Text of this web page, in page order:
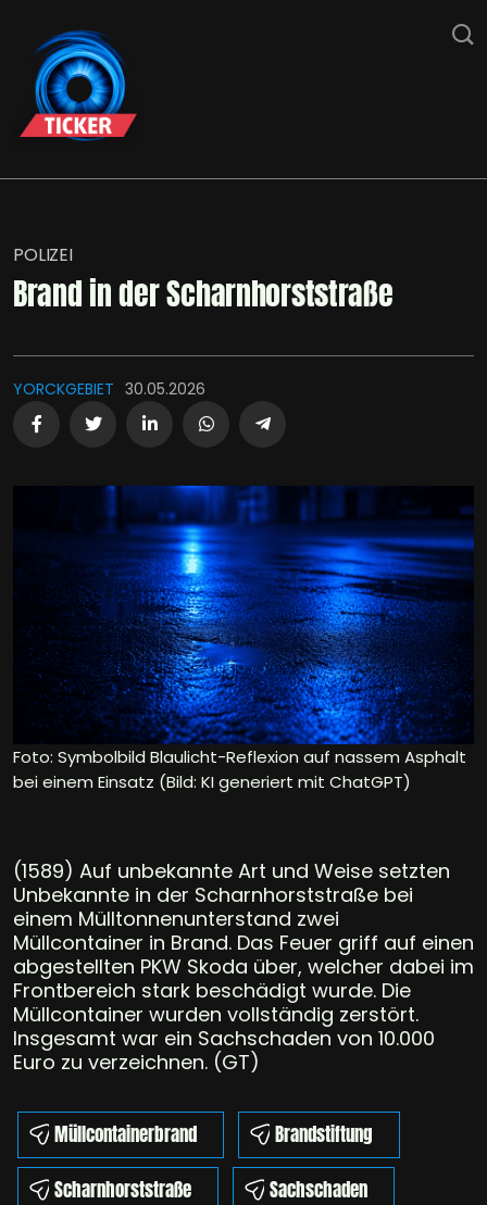
POLIZEI
Brand in der Scharnhorststraße
YORCKGEBIET 30.05.2026
Foto: Symbolbild Blaulicht-Reflexion auf nassem Asphalt
bei einem Einsatz (Bild: KI generiert mit ChatGPT)
(1589) Auf unbekannte Art und Weise setzten
Unbekannte in der Scharnhorststraße bei
einem Mülltonnenunterstand zwei
Müllcontainer in Brand. Das Feuer griff auf einen
abgestellten PKW Skoda über, welcher dabei im
Frontbereich stark beschädigt wurde. Die
Müllcontainer wurden vollständig zerstört.
Insgesamt war ein Sachschaden von 10.000
Euro zu verzeichnen. (GT)
Müllcontainerbrand
Brandstiftung
Scharnhorststraße
Sachschaden